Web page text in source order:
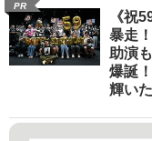
PR
《祝
暴走
助演
爆誕
輝い